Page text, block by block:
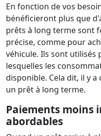
En fonction de vos
bénéficieront plus que
prêts à long terme sont
précise, comme pour
véhicule. Ils sont utilisés
lesquelles les
disponible. Cela dit, il y
un prêt à long terme.
Paiements moins
abordables